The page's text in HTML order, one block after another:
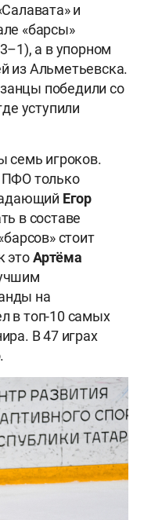
и
«барсы»
а в упорном
из Альметьевска.
победили со
уступили
семь игроков.
только
Егор
в составе
стоит
этоАртёма
на
в топ-10 самых
В 47 играх